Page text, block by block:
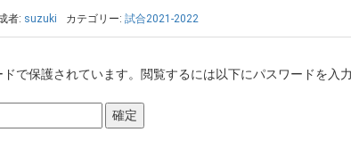
者: suzuki カテゴリー: 試合2021-2022
で保護されています。閲覧するには以下にパスワードを入